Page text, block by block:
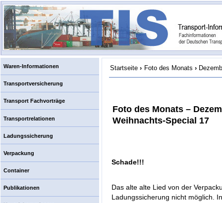
Waren-Informationen
Transportversicherung
Transport Fachvorträge
Transportrelationen
Ladungssicherung
Verpackung
Container
Publikationen
Startseite › Foto des Monats ›
Foto des Monats –
Weihnachts-Special 17
Schade!!!
Das alte alte Lied von der
Ladungssicherung nicht möglich.